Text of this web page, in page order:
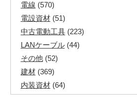
電線 (570)
電設資材(51)
中古電動工具(223)
LANケーブル(44)
その他(52)
建材(369)
内装資材(64)